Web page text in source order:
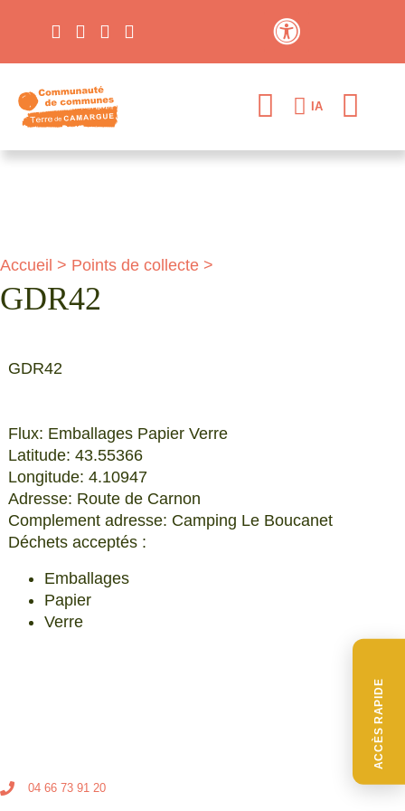
ACCÈS RAPIDE
IA
Accueil > Points de collecte >
GDR42
GDR42
Flux: Emballages Papier Verre
Latitude: 43.55366
Longitude: 4.10947
Adresse: Route de Carnon
Complement adresse: Camping Le Boucanet
Déchets acceptés :
Emballages
Papier
Verre
04 66 73 91 20